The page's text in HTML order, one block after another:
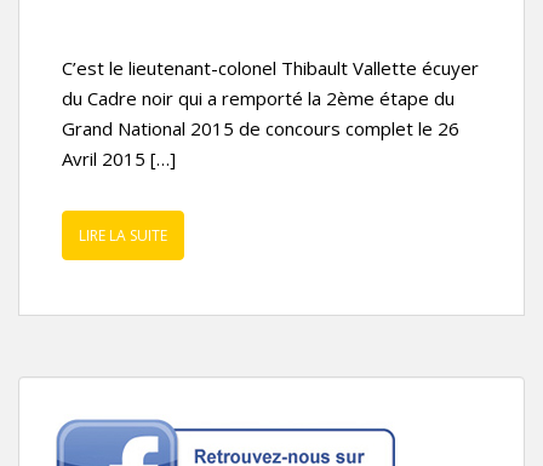
C’est le lieutenant-colonel Thibault Vallette écuyer
du Cadre noir qui a remporté la 2ème étape du
Grand National 2015 de concours complet le 26
Avril 2015 […]
LIRE LA SUITE